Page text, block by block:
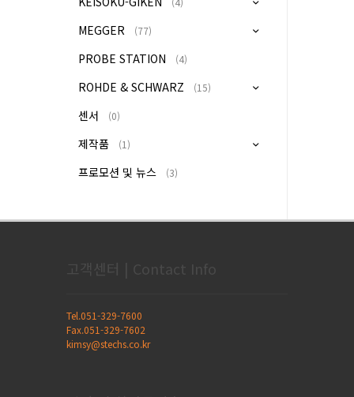
MEGGER (77)
PROBE STATION (4)
ROHDE & SCHWARZ (15)
센서 (0)
제작품 (1)
프로모션 및 뉴스 (3)
고객센터 | Contact Info
Tel.051-329-7600
Fax.051-329-7602
kimsy@stechs.co.kr